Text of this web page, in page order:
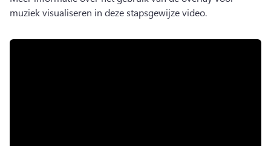
muziek visualiseren in deze stapsgewijze video.